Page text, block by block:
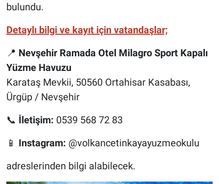
bulundu.
Detaylı bilgi ve kayıt için vatandaşlar;
📍 Nevşehir Ramada Otel Milagro Sport Kapalı
Yüzme Havuzu
Karataş Mevkii, 50560 Ortahisar Kasabası,
Ürgüp / Nevşehir
📞 İletişim: 0539 568 72 83
📱 Instagram: @volkancetinkayayuzmeokulu
adreslerinden bilgi alabilecek.